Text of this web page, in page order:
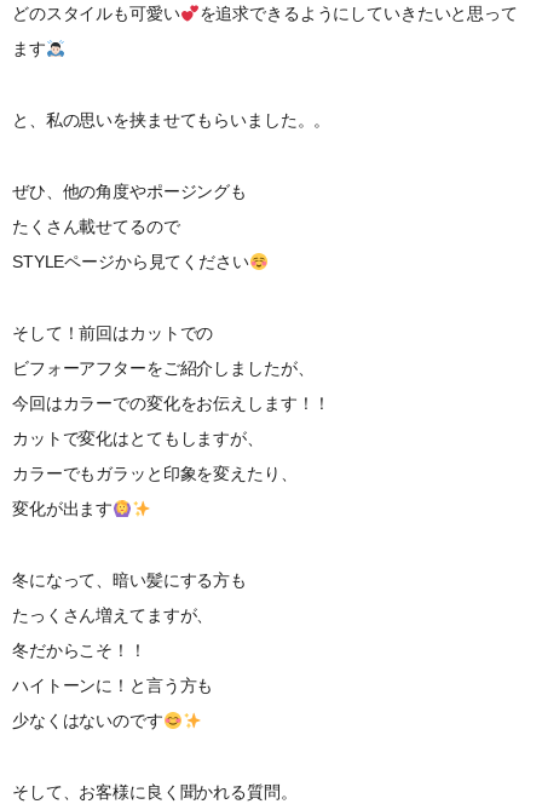
どのスタイルも可愛い
を追求できるようにしていきたいと思って
ます
と、私の思いを挟ませてもらいました。。
ぜひ、他の角度やポージングも
たくさん載せてるので
STYLEページから見てください
そして！前回はカットでの
ビフォーアフターをご紹介しましたが、
今回はカラーでの変化をお伝えします！！
カットで変化はとてもしますが、
カラーでもガラッと印象を変えたり、
変化が出ます
冬になって、暗い髪にする方も
たっくさん増えてますが、
冬だからこそ！！
ハイトーンに！と言う方も
少なくはないのです
そして、お客様に良く聞かれる質問。